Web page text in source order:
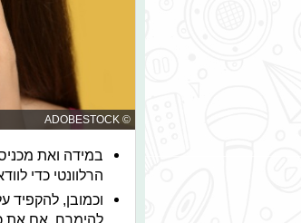
© ADOBESTOCK
במידה ואת
הרלוונטי כדי
וכמובן,
להימרח. אם את